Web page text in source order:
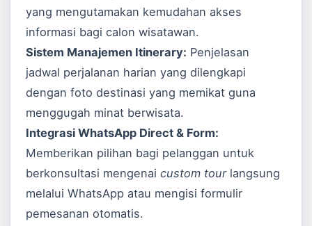
yang mengutamakan kemudahan akses
informasi bagi calon wisatawan.
Sistem Manajemen Itinerary: Penjelasan
jadwal perjalanan harian yang dilengkapi
dengan foto destinasi yang memikat guna
menggugah minat berwisata.
Integrasi WhatsApp Direct & Form:
Memberikan pilihan bagi pelanggan untuk
berkonsultasi mengenaicustom tourlangsung
melalui WhatsApp atau mengisi formulir
pemesanan otomatis.